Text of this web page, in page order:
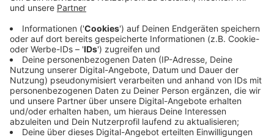
Wuppertaler Feuerwehr nicht zur Verfügung stand,
half die Feuerwehr Remscheid aus. Auch ein
privates Unternehmen war eingebunden. Der
Einsatz endete um 14:20 Uhr.
Veröffentlicht:Donnerstag, 25.06.2026 17:07
Anzeige